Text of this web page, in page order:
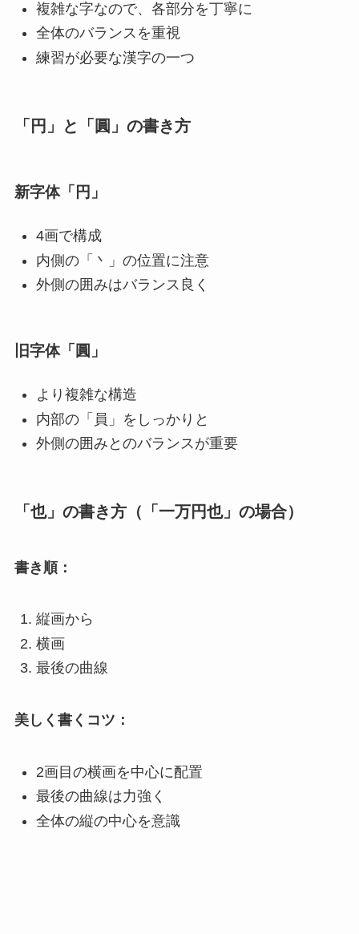
複雑な字なので、各部分を丁寧に
全体のバランスを重視
練習が必要な漢字の一つ
「円」と「圓」の書き方
新字体「円」
4画で構成
内側の「丶」の位置に注意
外側の囲みはバランス良く
旧字体「圓」
より複雑な構造
内部の「員」をしっかりと
外側の囲みとのバランスが重要
「也」の書き方（「一万円也」の場合）
書き順：
縦画から
横画
最後の曲線
美しく書くコツ：
2画目の横画を中心に配置
最後の曲線は力強く
全体の縦の中心を意識